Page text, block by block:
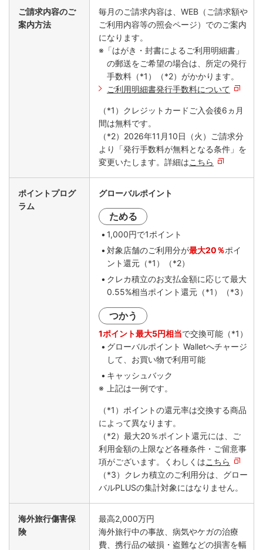
ご請求内容のご
案内方法
毎月のご請求内容は、WEB（ご請求額や
ご利用内容等の照会ページ）でのご案内
になります。
※「はがき・封書によるご利用明細書」
の郵送をご希望の場合は、所定の発行
手数料（*1）（*2）がかかります。
ご利用明細書発行手数料について
（*1）クレジットカードご入会後6ヵ月
間は無料です。
（*2）2026年11月10日（火）ご請求分
より「発行手数料が無料となる条件」を
変更いたします。詳細はこちら
ポイントプログ
ラム
グローバルポイント
ためる
1,000円で1ポイント
対象店舗のご利用分が最大20％ポイ
ント還元（*1）（*2）
クレカ積立のお支払金額に応じて最大
0.55%相当ポイント還元（*1）（*3）
つかう
1ポイント最大5円相当で交換可能（*1）
グローバルポイント Walletへチャージ
して、お買い物で利用可能
キャッシュバック
上記は一例です。
（*1）ポイントの還元率は交換する商品
によって異なります。
（*2）最大20％ポイント還元には、ご
利用金額の上限など各種条件・ご留意事
項がございます。くわしくはこちら
（*3）クレカ積立のご利用分は、グロー
バルPLUSの集計対象にはなりません。
海外旅行傷害保
険
最高2,000万円
海外旅行中の事故、病気やケガの治療
費、携行品の破損・盗難などの損害を幅